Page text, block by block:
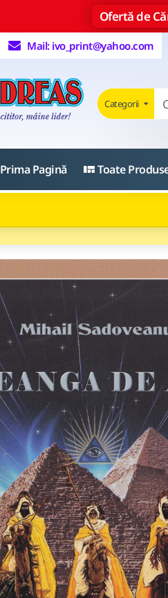
Ofertă de
Mail: ivo_print@yahoo.com
Categorii
Prima Pagină Toate